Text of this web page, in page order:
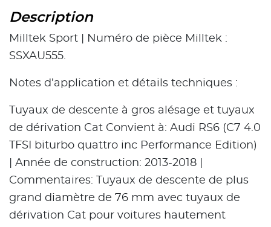
Description
Milltek Sport | Numéro de pièce Milltek :
SSXAU555.
Notes d’application et détails techniques :
Tuyaux de descente à gros alésage et tuyaux
de dérivation Cat Convient à: Audi RS6 (C7 4.0
TFSI biturbo quattro inc Performance Edition)
| Année de construction: 2013-2018 |
Commentaires: Tuyaux de descente de plus
grand diamètre de 76 mm avec tuyaux de
dérivation Cat pour voitures hautement